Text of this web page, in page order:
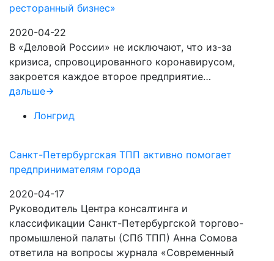
ресторанный бизнес»
2020-04-22
В «Деловой России» не исключают, что из-за
кризиса, спровоцированного коронавирусом,
закроется каждое второе предприятие…
дальше
Лонгрид
Санкт-Петербургская ТПП активно помогает
предпринимателям города
2020-04-17
Руководитель Центра консалтинга и
классификации Санкт-Петербургской торгово-
промышленой палаты (СПб ТПП) Анна Сомова
ответила на вопросы журнала «Современный